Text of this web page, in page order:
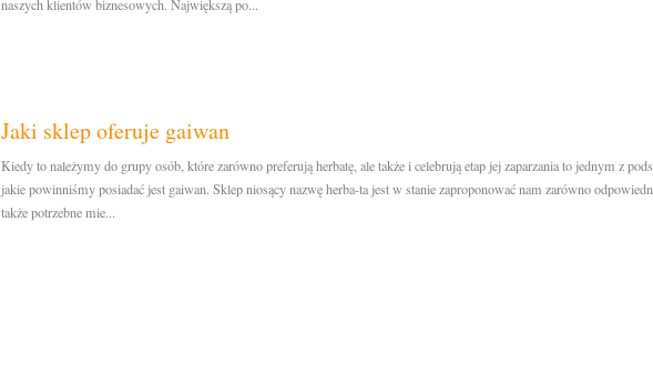
naszych klientów biznesowych. Największą po...
Jaki sklep oferuje gaiwan
Kiedy to należymy do grupy osób, które zarówno preferują herbatę, ale także i celebrują etap jej zaparzania to jednym z
jakie powinniśmy posiadać jest gaiwan. Sklep niosący nazwę herba-ta jest w stanie zaproponować nam zarówno
także potrzebne mie...